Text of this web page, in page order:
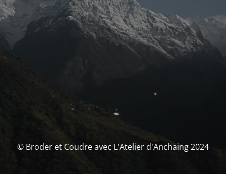
© Broder et Coudre avec L'Atelier d'Anchaing 2024